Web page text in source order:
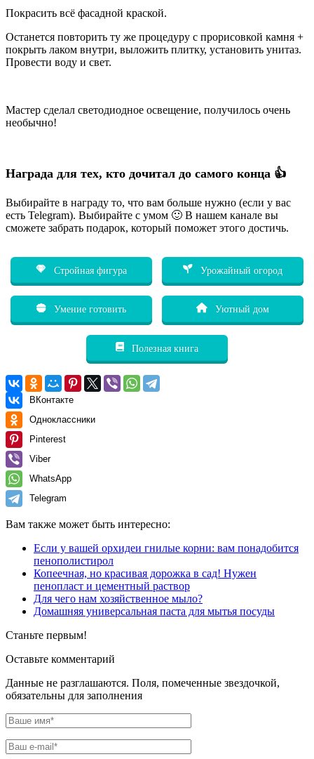
Покрасить всё фасадной краской.
Останется повторить ту же процедуру с прорисовкой камня +
покрыть лаком внутри, выложить плитку, установить унитаз.
Провести воду и свет.
Мастер сделал светодиодное освещение, получилось очень
необычно!
Награда для тех, кто дочитал до самого конца 👍
Выбирайте в награду то, что вам больше нужно (если у вас
есть Telegram). Выбирайте с умом 🙂 В нашем канале вы
сможете забрать подарок, который поможет этого достичь.
Стройная фигура Урожайный огород
Умение готовить Уютный дом
Полезная книга
ВКонтакте
Одноклассники
Pinterest
Viber
WhatsApp
Telegram
Вам также может быть интересно:
Если у вашей орхидеи гнилые корни: вам понадобится
пенополистирол
Копеечная, но красивая дорожка в сад! Нужен
пенопласт и цементный раствор
Для чего нам хозяйственное мыло?
Домашняя универсальная паста для мытья посуды
Станьте первым!
Оставьте комментарий
Данные не разглашаются. Поля, помеченные звездочкой,
обязательны для заполнения